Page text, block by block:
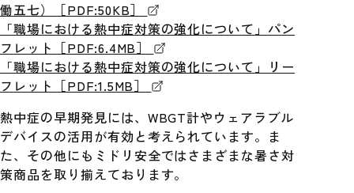
働五七）［PDF:50KB］
「職場における熱中症対策の強化について」パン
フレット［PDF:6.4MB］
「職場における熱中症対策の強化について」リー
フレット［PDF:1.5MB］
熱中症の早期発見には、WBGT計やウェアラブル
デバイスの活用が有効と考えられています。ま
た、その他にもミドリ安全ではさまざまな暑さ対
策商品を取り揃えております。